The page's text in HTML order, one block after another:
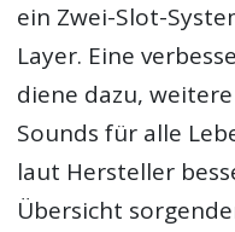
ein Zwei-Slot-
Layer. Eine
diene dazu,
Sounds für alle
laut Hersteller
Übersicht